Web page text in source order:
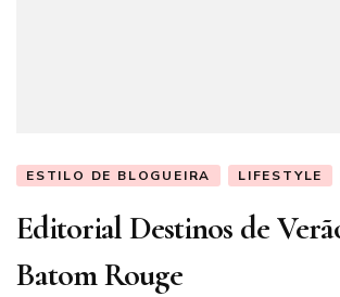
ESTILO DE BLOGUEIRA LIFESTYLE
Editorial Destinos de
Batom Rouge